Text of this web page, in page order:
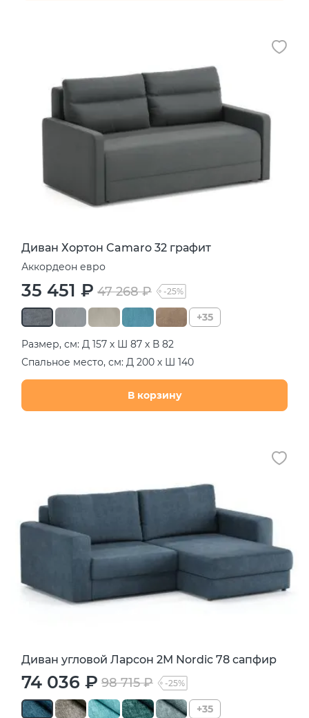
Диван Хортон Camaro 32 графит
Аккордеон евро
35 451 ₽ 47 268 ₽ -25%
+35
Размер, см: Д 157 х Ш 87 х В 82
Спальное место, см: Д 200 х Ш 140
В корзину
Диван угловой Ларсон 2М Nordic 78 сапфир
74 036 ₽ 98 715 ₽ -25%
+35